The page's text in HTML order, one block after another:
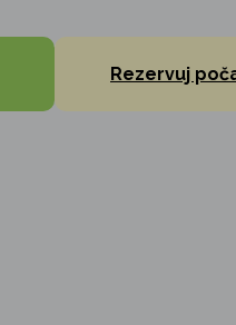
Treehouse VI. a VII.
Rezervuj